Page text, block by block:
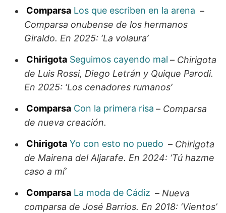
Comparsa Los que escriben en la arena –
Comparsa onubense de los hermanos
Giraldo. En 2025: ‘La volaura’
Chirigota Seguimos cayendo mal – Chirigota
de Luis Rossi, Diego Letrán y Quique Parodi.
En 2025: ‘Los cenadores rumanos’
Comparsa Con la primera risa – Comparsa
de nueva creación.
Chirigota Yo con esto no puedo – Chirigota
de Mairena del Aljarafe. En 2024: ‘Tú hazme
caso a mí’
Comparsa La moda de Cádiz – Nueva
comparsa de José Barrios. En 2018: ‘Vientos’